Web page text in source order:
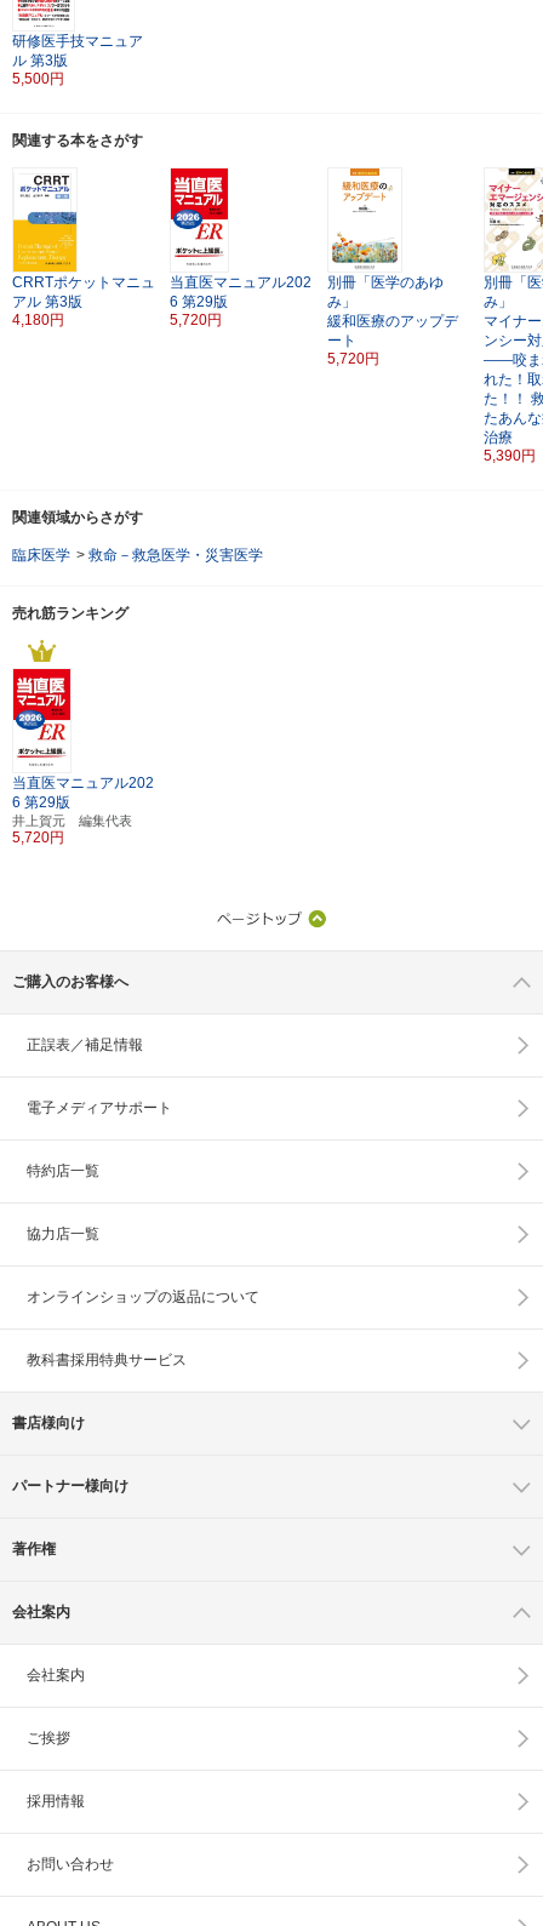
研修医手技マニュア
ル 第3版
5,500円
関連する本をさがす
CRRTポケットマニュ
アル 第3版
4,180円
当直医マニュアル202
6 第29版
5,720円
別冊「医学のあゆ
み」
緩和医療のアップデ
ート
5,720円
別冊「
み」
マイナ
ンシー
――咬ま
れた！
た！！
たあん
治療
5,390円
関連領域からさがす
臨床医学 > 救命－救急医学・災害医学
売れ筋ランキング
当直医マニュアル202
6 第29版
井上賀元 編集代表
5,720円
ご購入のお客様へ
正誤表／補足情報
電子メディアサポート
特約店一覧
協力店一覧
オンラインショップの返品について
教科書採用特典サービス
書店様向け
パートナー様向け
著作権
会社案内
会社案内
ご挨拶
採用情報
お問い合わせ